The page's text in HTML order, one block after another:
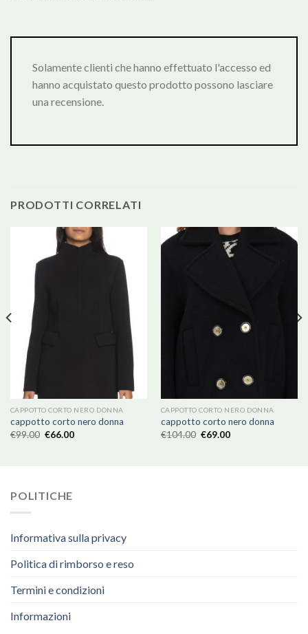
Solamente clienti che hanno effettuato l'accesso ed
hanno acquistato questo prodotto possono lasciare
una recensione.
PRODOTTI CORRELATI
CAPPOTTO CORTO NERO DONNA
cappotto corto nero donna
€99.00 €66.00
CAPPOTTO CORTO NERO DONNA
cappotto corto nero donna
€104.00 €69.00
POLITICHE
Informativa sulla privacy
Politica di rimborso e reso
Termini e condizioni
Informazioni